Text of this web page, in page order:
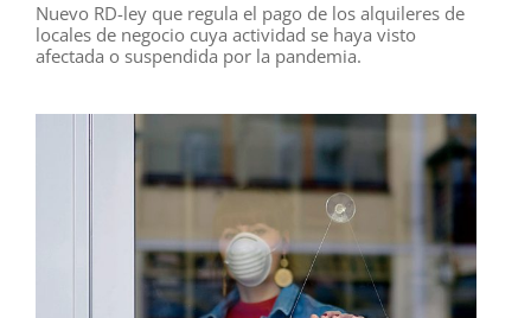
Nuevo RD-ley que regula el pago de los alquileres de
locales de negocio cuya actividad se haya visto
afectada o suspendida por la pandemia.